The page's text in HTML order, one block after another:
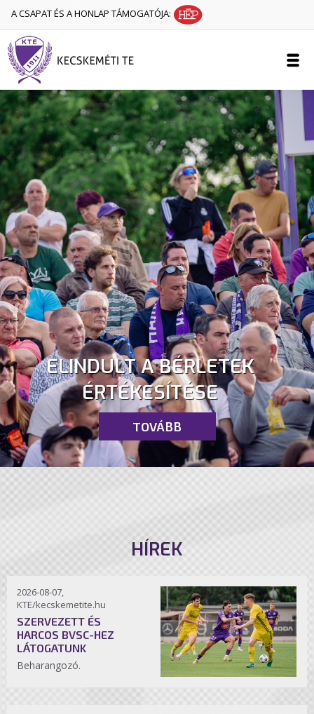
A CSAPAT ÉS A HONLAP TÁMOGATÓJA:
ELINDULT A BÉRLETEK
ÉRTÉKESÍTÉSE
TOVÁBB
HÍREK
2026-08-07,
KTE/kecskemetite.hu
SZERVEZETT ÉS
HARCOS BVSC-HEZ
LÁTOGATUNK
Beharangozó.